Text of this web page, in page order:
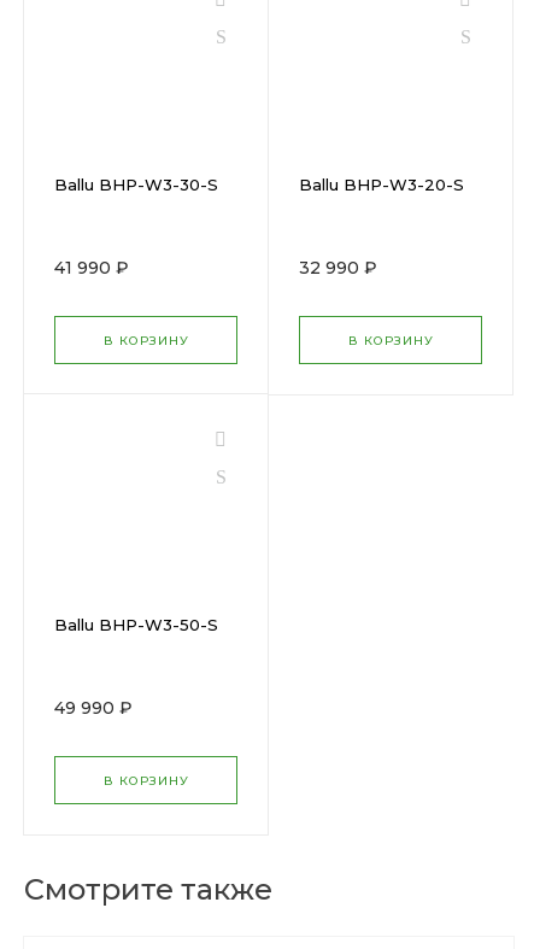
Ballu BHP-W3-30-S
41 990 ₽
В КОРЗИНУ
Ballu BHP-W3-20-S
32 990 ₽
В КОРЗИНУ
Ballu BHP-W3-50-S
49 990 ₽
В КОРЗИНУ
Смотрите также